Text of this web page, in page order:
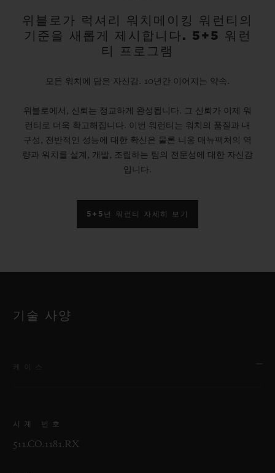
위블로가 럭셔리 워치메이킹 워런티의
기준을 새롭게 제시합니다. 5+5 워런
티 프로그램
모든 워치에 담은 자신감. 10년간 이어지는 약속.
위블로에서, 신뢰는 정교하게 완성됩니다. 그 신뢰가 이제 워
런티로 더욱 확고해집니다. 이번 워런티는 워치의 품질과 내
구성, 전반적인 성능에 대한 확신은 물론 니옹 매뉴팩처의 역
량과 워치를 설계, 개발, 조립하는 팀의 전문성에 대한 자신감
입니다.
5+5년 워런티 자세히 보기
기술 사양
시계 번호
511.CO.1181.RX